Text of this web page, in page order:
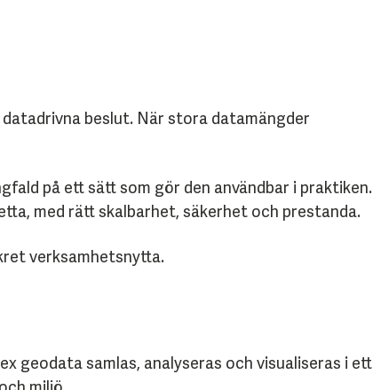
beslut. När stora datamängder
på ett sätt som gör den användbar i praktiken.
med rätt skalbarhet, säkerhet och prestanda.
verksamhetsnytta.
geodata samlas, analyseras och visualiseras i ett